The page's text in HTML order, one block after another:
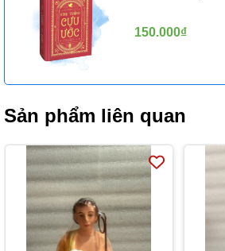
150.000₫
Sản phẩm liên quan